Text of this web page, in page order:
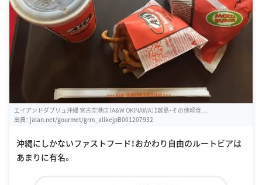
エイアンドダブリュ沖縄 宮古空港店（A&W OKINAWA）】離島・その他軽食 ...
出典： jalan.net/gourmet/grm_alikejpB001207932
沖縄にしかないファストフード！おかわり自由のルートビアは
あまりに有名。